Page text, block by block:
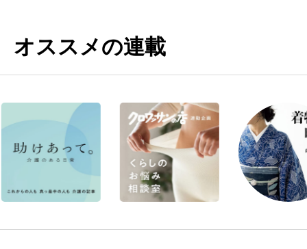
オススメの連載